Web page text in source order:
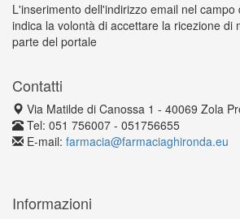
L'inserimento dell'indirizzo email nel campo
indica la volontà di accettare la ricezione di
parte del portale
Contatti
Via Matilde di Canossa 1 - 40069 Zola
Tel: 051 756007 - 051756655
E-mail: farmacia@farmaciaghironda.eu
Informazioni